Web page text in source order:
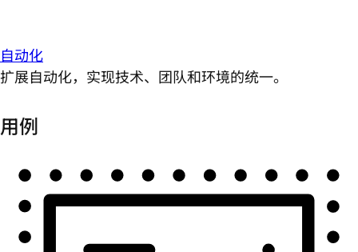
自动化
扩展自动化，实现技术、团队和环境的统一。
用例